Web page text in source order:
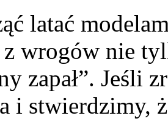
latać
wrogów nie
zapał”. Jeśli
i stwierdzimy,